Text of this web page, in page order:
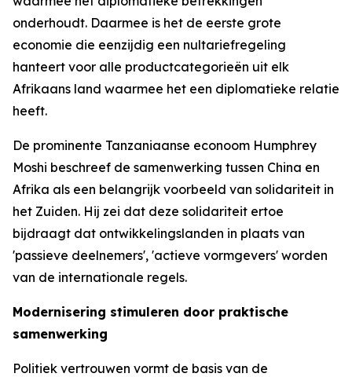
onderhoudt. Daarmee is het de eerste grote
economie die eenzijdig een nultariefregeling
hanteert voor alle productcategorieën uit elk
Afrikaans land waarmee het een diplomatieke relatie
heeft.
De prominente Tanzaniaanse econoom Humphrey
Moshi beschreef de samenwerking tussen China en
Afrika als een belangrijk voorbeeld van solidariteit in
het Zuiden. Hij zei dat deze solidariteit ertoe
bijdraagt dat ontwikkelingslanden in plaats van
'passieve deelnemers', 'actieve vormgevers' worden
van de internationale regels.
Modernisering stimuleren door praktische
samenwerking
Politiek vertrouwen vormt de basis van de